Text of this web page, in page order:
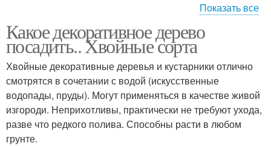
Дерева для участка Комнатные дерева
Плодовые дерева
Дерева для небольшого
сада
Показать все
Какое декоративное дерево
посадить.. Хвойные сорта
Хвойные декоративные деревья и кустарники отлично
смотрятся в сочетании с водой (искусственные
водопады, пруды). Могут применяться в качестве живой
изгороди. Неприхотливы, практически не требуют ухода,
разве что редкого полива. Способны расти в любом
грунте.